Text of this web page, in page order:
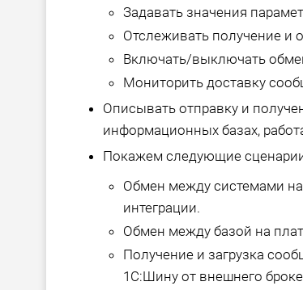
Задавать значения
Отслеживать получение и
Включать/выключать
Мониторить доставку
Описывать отправку и
информационных базах,
Покажем следующие
Обмен между системами
интеграции.
Обмен между базой на
Получение и загрузка
1С:Шину от внешнего